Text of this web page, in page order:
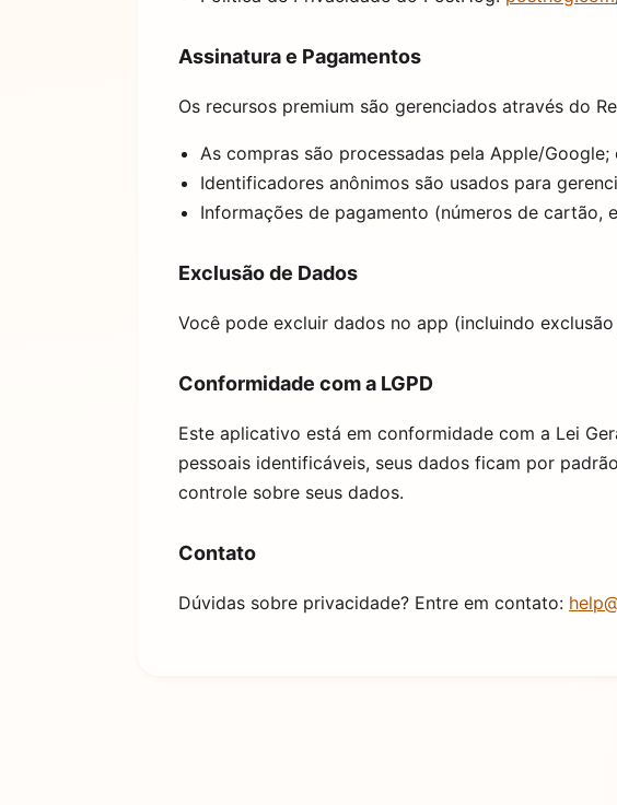
Assinatura e Pagamentos
Os recursos premium são gerenciados através do
As compras são processadas pela Apple/
Identificadores anônimos são usados para
Informações de pagamento (números de cartão,
Exclusão de Dados
Você pode excluir dados no app (incluindo
Conformidade com a LGPD
Este aplicativo está em conformidade com a Lei
pessoais identificáveis, seus dados ficam por
controle sobre seus dados.
Contato
Dúvidas sobre privacidade? Entre em contato: